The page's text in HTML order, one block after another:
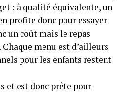
: à qualité équivalente, un
profite donc pour essayer
un coût mais le repas
menu est d’ailleurs
pour les enfants restent
et est donc prête pour